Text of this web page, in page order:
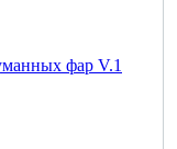
фар V.1